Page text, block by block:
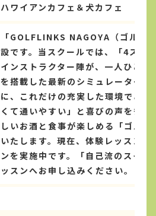
ハワイアンカフェ＆犬カフェ
「GOLFLINKS NAGOYA（ゴルフ
設です。当スクールでは、「4スタ
インストラクター陣が、一人ひと
を搭載した最新のシミュレーター
に、これだけの充実した環境であ
くて通いやすい」と喜びの声を多
しいお酒と食事が楽しめる「ゴル
いたします。現在、体験レッスン
ンを実施中です。「自己流のスイ
ッスンへお申し込みください。